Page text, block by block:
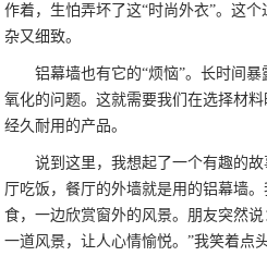
作着，生怕弄坏了这“时尚外衣”。这
杂又细致。
铝幕墙也有它的“烦恼”。长时间
氧化的问题。这就需要我们在选择材
经久耐用的产品。
说到这里，我想起了一个有趣的
厅吃饭，餐厅的外墙就是用的铝幕墙
食，一边欣赏窗外的风景。朋友突然
一道风景，让人心情愉悦。”我笑着点